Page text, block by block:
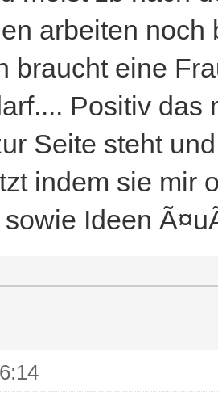
arbeiten
braucht eine
Positiv das
Seite steht
indem sie mir
Ideen